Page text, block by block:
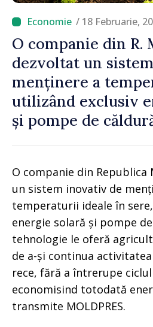
/ 18 Februarie,
O companie din R.
dezvoltat un
menținere a
utilizând exclusiv
și pompe de
O companie din Republica
un sistem inovativ de
temperaturii ideale în
energie solară și pompe
tehnologie le oferă
de a-și continua
rece, fără a întrerupe
economisind totodată
transmite MOLDPRES.